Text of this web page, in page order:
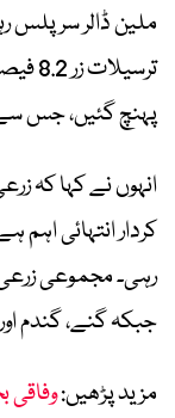
ملین ڈالر سرپلس
پہنچ گئیں، جس سے
انہوں نے کہا کہ
جبکہ گنے، گندم
مزید پڑھیں: